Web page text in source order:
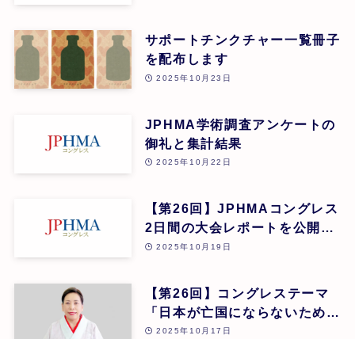
サポートチンクチャー一覧冊子
を配布します
2025年10月23日
JPHMA学術調査アンケートの
御礼と集計結果
2025年10月22日
【第26回】JPHMAコングレス
2日間の大会レポートを公開し
ました
2025年10月19日
【第26回】コングレステーマ
「日本が亡国にならないため
に」に寄せて、由井寅子
2025年10月17日